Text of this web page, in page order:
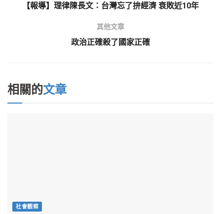
【報導】理律陳長文：台灣忘了拚經濟 衰敗近10年
其他文章
政治正確殺了國家正確
相關的文章
社會觀察